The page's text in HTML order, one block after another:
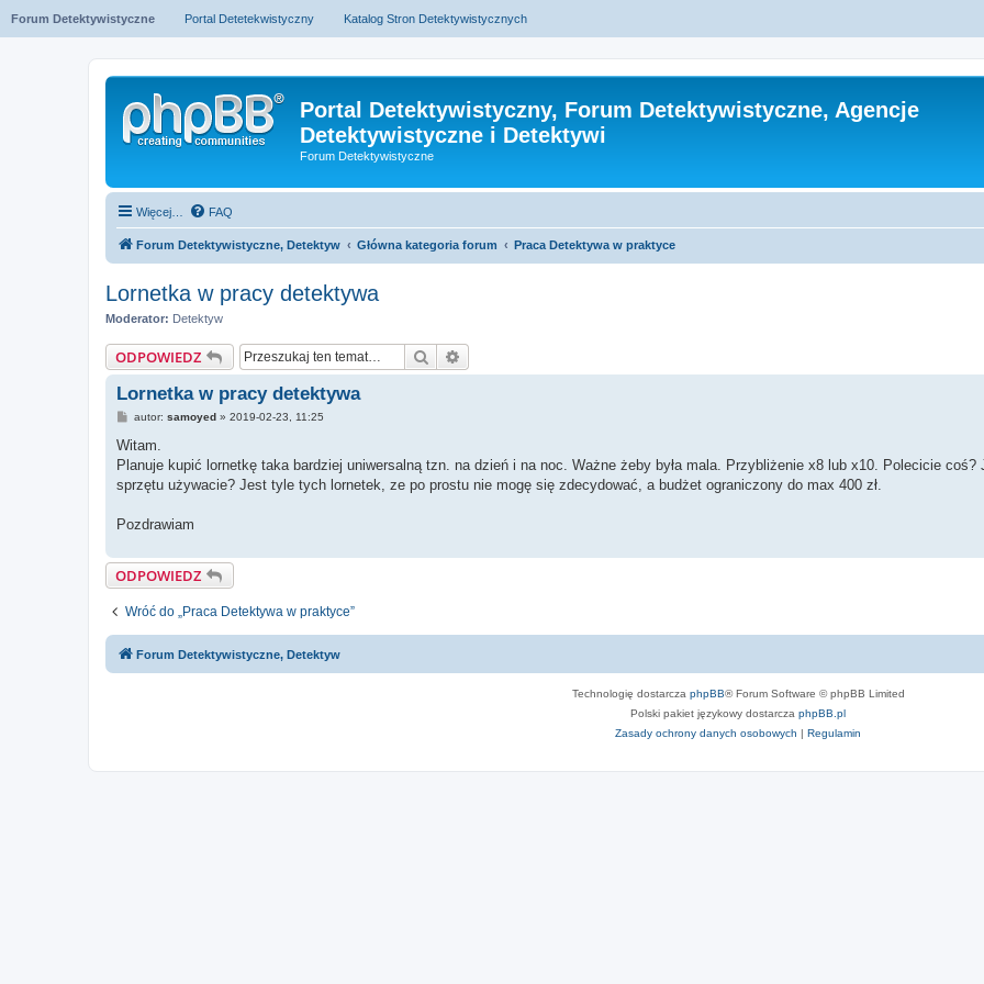
Forum Detektywistyczne Portal Detetekwistyczny Katalog Stron Detektywistycznych
Portal Detektywistyczny, Forum Detektywistyczne, Agencje
Detektywistyczne i Detektywi
Forum Detektywistyczne
Więcej… FAQ
Forum Detektywistyczne, Detektyw Główna kategoria forum Praca Detektywa w praktyce
Lornetka w pracy detektywa
Moderator: Detektyw
ODPOWIEDZ Szukaj
Lornetka w pracy detektywa
P
s
autor: samoyed» 2019-02-23, 11:25
Witam.
Planuje kupić lornetkę taka bardziej uniwersalną tzn. na dzień i na noc. Ważne żeby była mala. Przybliżenie x8 lub x10. Polecicie coś?
sprzętu używacie? Jest tyle tych lornetek, ze po prostu nie mogę się zdecydować, a budżet ograniczony do max 400 zł.
Pozdrawiam
ODPOWIEDZ
Wróć do „Praca Detektywa w praktyce”
Forum Detektywistyczne, Detektyw
Technologię dostarcza phpBB® Forum Software © phpBB Limited
Polski pakiet językowy dostarcza phpBB.pl
Zasady ochrony danych osobowych | Regulamin